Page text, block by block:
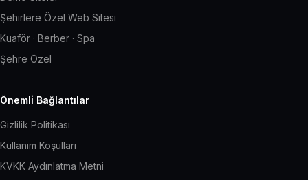
Şehirlere Özel Web Sitesi
Kuaför · Berber · Spa
Şehre Özel
Önemli Bağlantılar
Gizlilik Politikası
Kullanım Koşulları
KVKK Aydınlatma Metni